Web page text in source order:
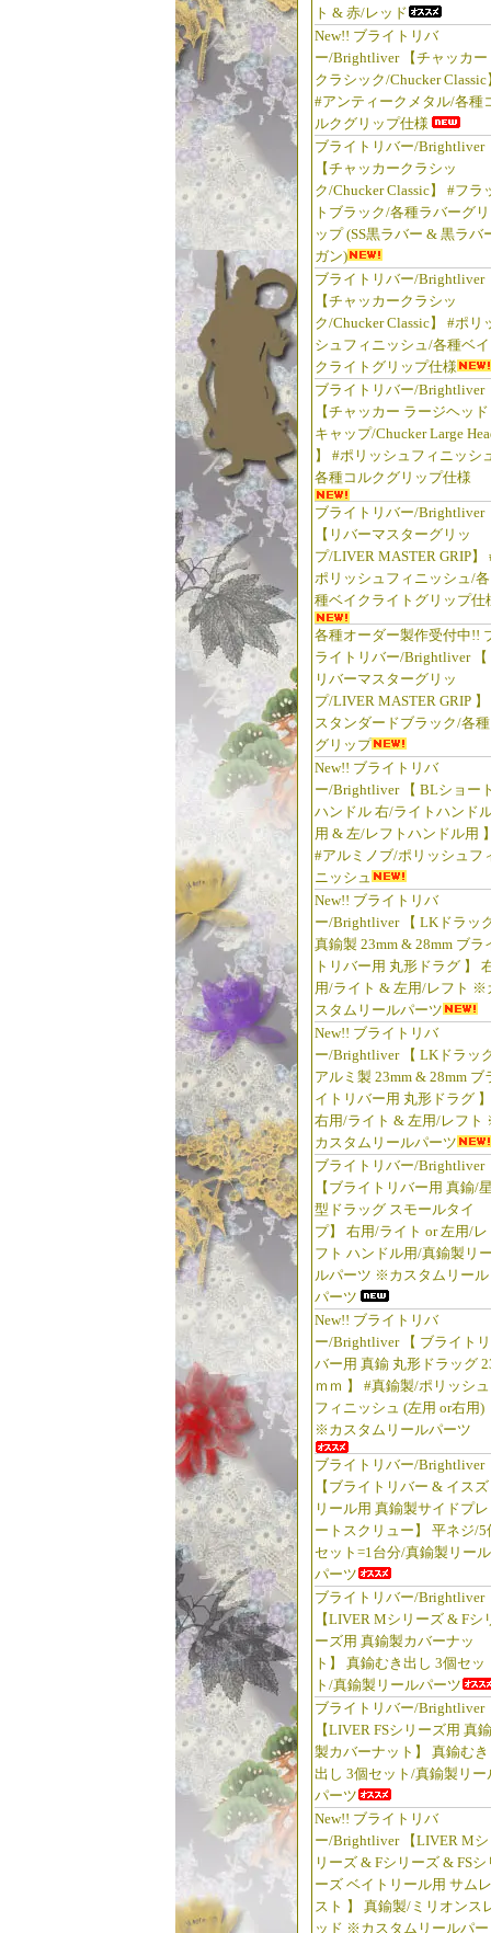
ト & 赤/レッド
New!! ブライトリバ
ー/Brightliver 【チャッカー
クラシック/Chucker Classic
#アンティークメタル/各種
ルクグリップ仕様
ブライトリバー/Brightliver
【チャッカークラシッ
ク/Chucker Classic】 #フラ
トブラック/各種ラバーグリ
ップ (SS黒ラバー & 黒ラバ
ガン)
ブライトリバー/Brightliver
【チャッカークラシッ
ク/Chucker Classic】 #ポリ
シュフィニッシュ/各種ベイ
クライトグリップ仕様
ブライトリバー/Brightliver
【チャッカー ラージヘッド
キャップ/Chucker Large
】 #ポリッシュフィニッシ
各種コルクグリップ仕様
ブライトリバー/Brightliver
【リバーマスターグリッ
プ/LIVER MASTER GRIP】
ポリッシュフィニッシュ/各
種ベイクライトグリップ仕
各種オーダー製作受付中!!
ライトリバー/Brightliver 【
リバーマスターグリッ
プ/LIVER MASTER GRIP 】
スタンダードブラック/各種
グリップ
New!! ブライトリバ
ー/Brightliver 【 BLショート
ハンドル 右/ライトハンド
用 & 左/レフトハンドル用 】
#アルミノブ/ポリッシュフ
ニッシュ
New!! ブライトリバ
ー/Brightliver 【 LKドラッ
真鍮製 23mm & 28mm ブラ
トリバー用 丸形ドラグ 】
用/ライト & 左用/レフト ※
スタムリールパーツ
New!! ブライトリバ
ー/Brightliver 【 LKドラッ
アルミ製 23mm & 28mm ブ
イトリバー用 丸形ドラグ 】
右用/ライト & 左用/レフト
カスタムリールパーツ
ブライトリバー/Brightliver
【ブライトリバー用 真鍮/星
型ドラッグ スモールタイ
プ】 右用/ライト or 左用/レ
フト ハンドル用/真鍮製リー
ルパーツ ※カスタムリール
パーツ
New!! ブライトリバ
ー/Brightliver 【 ブライトリ
バー用 真鍮 丸形ドラッグ
ｍｍ 】 #真鍮製/ポリッシュ
フィニッシュ (左用 or右用)
※カスタムリールパーツ
ブライトリバー/Brightliver
【ブライトリバー & イスズ
リール用 真鍮製サイドプレ
ートスクリュー】 平ネジ/5
セット=1台分/真鍮製リール
パーツ
ブライトリバー/Brightliver
【LIVER Mシリーズ & Fシ
ーズ用 真鍮製カバーナッ
ト】 真鍮むき出し 3個セッ
ト/真鍮製リールパーツ
ブライトリバー/Brightliver
【LIVER FSシリーズ用 真鍮
製カバーナット】 真鍮むき
出し 3個セット/真鍮製リー
パーツ
New!! ブライトリバ
ー/Brightliver 【LIVER Mシ
リーズ & Fシリーズ & FSシ
ーズ ベイトリール用 サムレ
スト 】 真鍮製/ミリオンス
ッド ※カスタムリールパー